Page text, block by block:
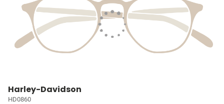
Harley-Davidson
HD0860